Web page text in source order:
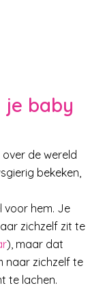
baby
de wereld
bekeken,
voor hem. Je
zichzelf zit te
), maar dat
naar zichzelf te
te lachen.